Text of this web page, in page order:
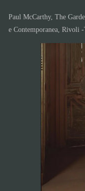
Paul McCarthy, The
e Contemporanea, Rivoli